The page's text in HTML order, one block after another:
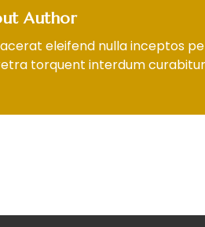
Author
eleifend nulla inceptos
torquent interdum